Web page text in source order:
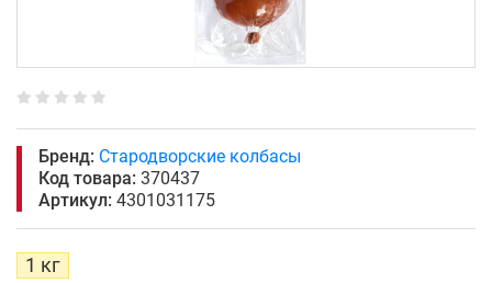
Бренд: Стародворские колбасы
Код товара: 370437
Артикул: 4301031175
1 кг